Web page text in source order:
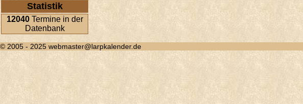
Statistik
12040Termine in der
Datenbank
© 2005 - 2025 webmaster@larpkalender.de